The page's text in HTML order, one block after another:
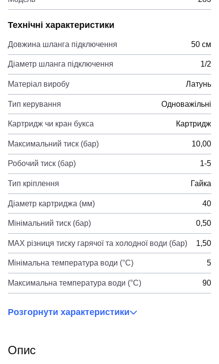
Технічні характеристики
Довжина шланга підключення 50 см
Діаметр шланга підключення 1/2
Матеріал виробу Латунь
Тип керування Одноважільні
Картридж чи кран букса Картридж
Максимальний тиск (бар) 10,00
Робочий тиск (бар) 1-5
Тип кріплення Гайка
Діаметр картриджа (мм) 40
Мінімальний тиск (бар) 0,50
MAX різниця тиску гарячої та холодної води (бар) 1,50
Мінімальна температура води (°C) 5
Максимальна температура води (°C) 90
Розгорнути характеристики
Опис